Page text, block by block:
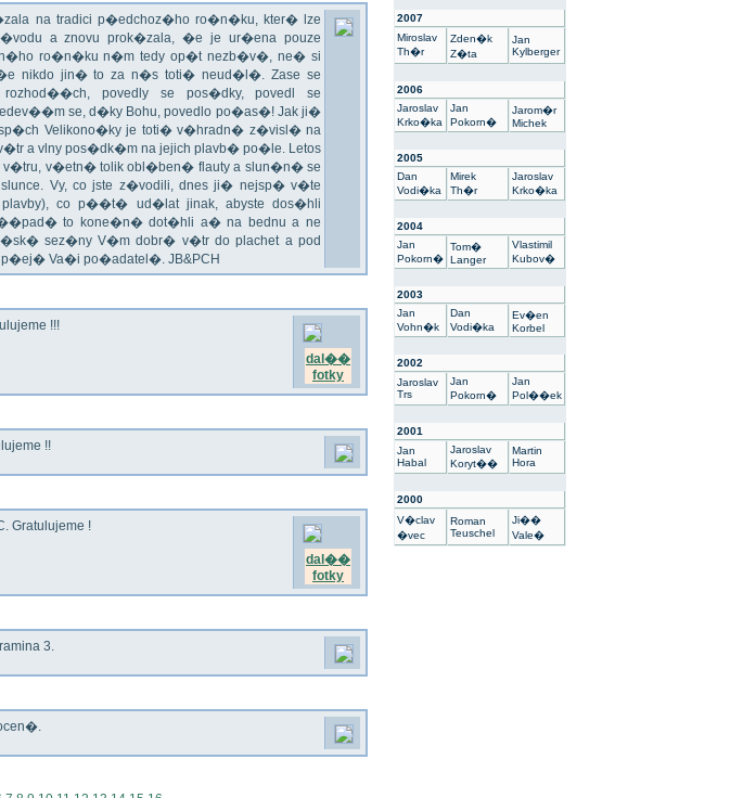
na tradici p�edchoz�ho ro�n�ku, kter� lze
a znovu prok�zala, �e je ur�ena pouze
ro�n�ku n�m tedy op�t nezb�v�, ne� si
nikdo jin� to za n�s toti� neud�l�. Zase se
povedly se pos�dky, povedl se
se, d�ky Bohu, povedlo po�as�! Jak ji�
Velikono�ky je toti� v�hradn� z�visl� na
a vlny pos�dk�m na jejich plavb� po�le. Letos
v�etn� tolik obl�ben� flauty a slun�n� se
Vy, co jste z�vodili, dnes ji� nejsp� v�te
co p��t� ud�lat jinak, abyste dos�hli
to kone�n� dot�hli a� na bednu a ne
sez�ny V�m dobr� v�tr do plachet a pod
Va�i po�adatel�. JB&PCH
!!!
dal��
fotky
!!
Gratulujeme !
dal��
fotky
3.
2007
Miroslav
Th�r
Zden�k
Z�ta
Jan
Kylberger
2006
Jaroslav
Krko�ka
Jan
Pokorn�
Jarom�r
Michek
2005
Dan
Vodi�ka
Mirek
Th�r
Jaroslav
Krko�ka
2004
Jan
Pokorn�
Tom�
Langer
Vlastimil
Kubov�
2003
Jan
Vohn�k
Dan
Vodi�ka
Ev�en
Korbel
2002
Jaroslav
Trs
Jan
Pokorn�
Jan
Pol��ek
2001
Jan
Habal
Jaroslav
Koryt��
Martin
Hora
2000
V�clav
�vec
Roman
Teuschel
Ji��
Vale�